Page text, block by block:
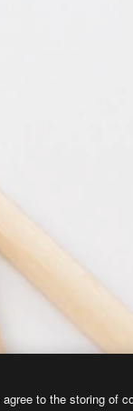
to the storing of